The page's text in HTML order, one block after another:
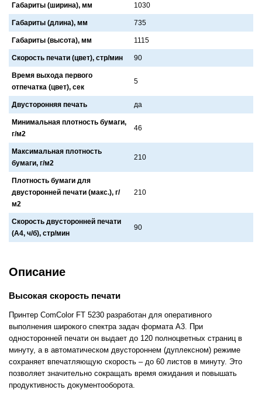
Габариты (ширина), мм 1030
Габариты (длина), мм 735
Габариты (высота), мм 1115
Скорость печати (цвет), стр/мин 90
Время выхода первого
отпечатка (цвет), сек
5
Двусторонняя печать дa
Минимальная плотность бумаги,
г/м2
46
Максимальная плотность
бумаги, г/м2
210
Плотность бумаги для
двусторонней печати (макс.), г/
м2
210
Скорость двусторонней печати
(А4, ч/б), стр/мин
90
Описание
Высокая скорость печати
Принтер ComColor FT 5230 разработан для оперативного
выполнения широкого спектра задач формата А3. При
односторонней печати он выдает до 120 полноцветных страниц в
минуту, а в автоматическом двустороннем (дуплексном) режиме
сохраняет впечатляющую скорость – до 60 листов в минуту. Это
позволяет значительно сокращать время ожидания и повышать
продуктивность документооборота.